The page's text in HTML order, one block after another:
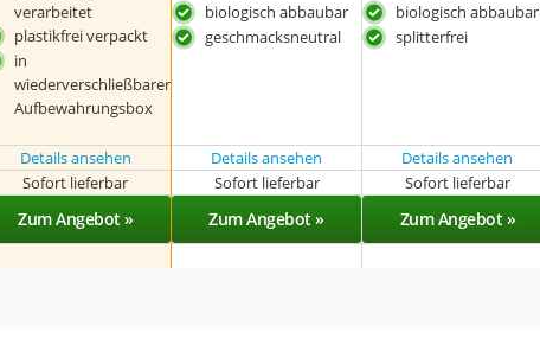
verarbeitet
plastikfrei verpackt
in
wiederverschließbarer
Aufbewahrungsbox
biologisch abbaubar
geschmacksneutral
biologisch abbaubar
splitterfrei
Details ansehen Details ansehen Details ansehen
Sofort lieferbar Sofort lieferbar Sofort lieferbar
Zum Angebot » Zum Angebot » Zum Angebot »